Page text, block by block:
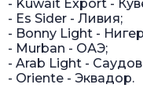
- Kuwait Export -
- Es Sider - Ливия;
- Bonny Light -
- Murban - ОАЭ;
- Arab Light -
- Oriente - Эквадор.